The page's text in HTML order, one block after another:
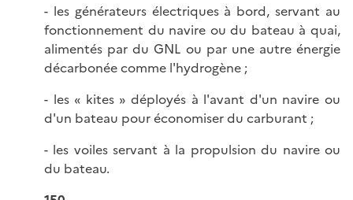
- les générateurs électriques à bord, servant au
fonctionnement du navire ou du bateau à quai,
alimentés par du GNL ou par une autre énergie
décarbonée comme l'hydrogène ;
- les « kites » déployés à l'avant d'un navire ou
d'un bateau pour économiser du carburant ;
- les voiles servant à la propulsion du navire ou
du bateau.